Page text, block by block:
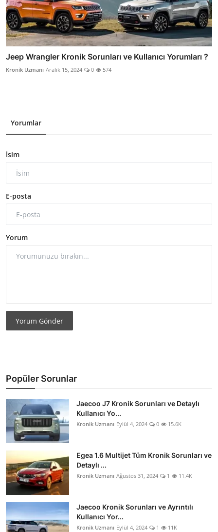
Jeep Wrangler Kronik Sorunları ve Kullanıcı Yorumları ?
Kronik Uzmanı Aralık 15, 2024 0 574
Yorumlar
İsim
E-posta
Yorum
Yorum Gönder
Popüler Sorunlar
Jaecoo J7 Kronik Sorunları ve Detaylı
Kullanıcı Yo...
Kronik Uzmanı Eylül 4, 2024 0 15.6K
Egea 1.6 Multijet Tüm Kronik Sorunları ve
Detaylı ...
Kronik Uzmanı Ağustos 31, 2024 1 11.4K
Jaecoo Kronik Sorunları ve Ayrıntılı
Kullanıcı Yor...
Kronik Uzmanı Eylül 4, 2024 1 11K